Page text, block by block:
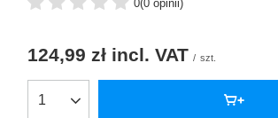
0(0 opinii)
124,99 zł incl. VAT / szt.